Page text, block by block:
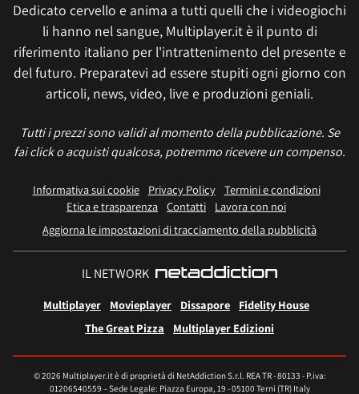
Dedicato cervello e anima a tutti quelli che i videogiochi
li hanno nel sangue, Multiplayer.it è il punto di
riferimento italiano per l'intrattenimento del presente e
del futuro. Preparatevi ad essere stupiti ogni giorno con
articoli, news, video, live e produzioni geniali.
Tutti i prezzi sono validi al momento della pubblicazione. Se
fai click o acquisti qualcosa, potremmo ricevere un compenso.
Informativa sui cookie Privacy Policy
Termini e condizioni
Etica e trasparenza Contatti
Lavora con noi
Aggiorna le impostazioni di tracciamento della pubblicità
IL NETWORK
Multiplayer Movieplayer Dissapore
Fidelity House
The Great Pizza
Multiplayer Edizioni
© 2026 Multiplayer.it è di proprietà di NetAddiction S.r.l. REA TR - 80133 - P.iva:
01206540559 – Sede Legale: Piazza Europa, 19 - 05100 Terni (TR) Italy